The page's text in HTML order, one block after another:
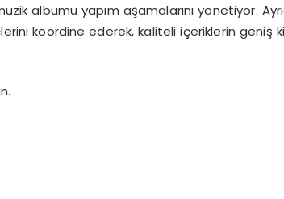
albümü yapım aşamalarını yönetiyor.
koordine ederek, kaliteli içeriklerin geniş